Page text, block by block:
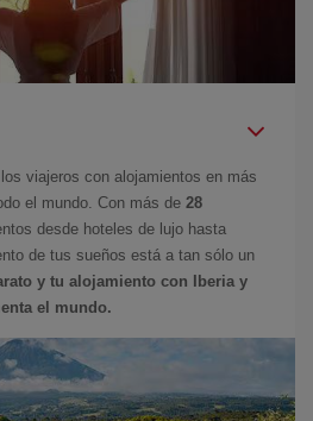
viajeros con alojamientos en más
el mundo. Con más de 28
desde hoteles de lujo hasta
de tus sueños está a tan sólo un
y tu alojamiento con Iberia y
el mundo.